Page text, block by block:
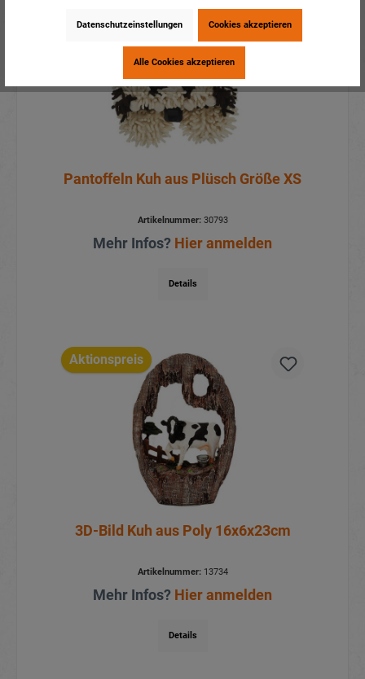
Pantoffeln Kuh aus Plüsch Größe XS
Artikelnummer:30793
Mehr Infos? Hier anmelden
Details
Aktionspreis
3D-Bild Kuh aus Poly 16x6x23cm
Artikelnummer:13734
Mehr Infos? Hier anmelden
Details
Datenschutzeinstellungen Cookies akzeptieren
Alle Cookies akzeptieren